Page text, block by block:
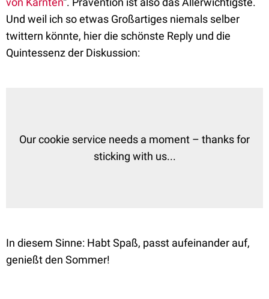
Und weil ich so etwas Großartiges niemals selber
twittern könnte, hier die schönste Reply und die
Quintessenz der Diskussion:
Our cookie service needs a moment – thanks for
sticking with us...
In diesem Sinne: Habt Spaß, passt aufeinander auf,
genießt den Sommer!